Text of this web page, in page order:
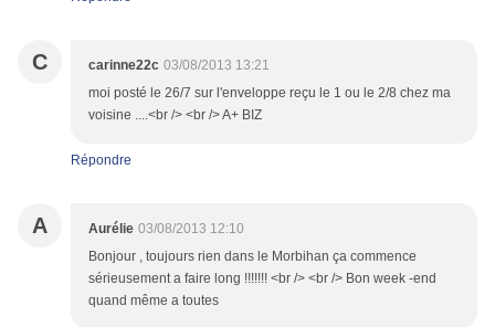
C carinne22c 03/08/2013 13:21
moi posté le 26/7 sur l'enveloppe reçu le 1 ou le 2/8 chez ma
voisine ....<br /> <br /> A+ BIZ
Répondre
A Aurélie 03/08/2013 12:10
Bonjour , toujours rien dans le Morbihan ça commence
sérieusement a faire long !!!!!!! <br /> <br /> Bon week -end
quand même a toutes